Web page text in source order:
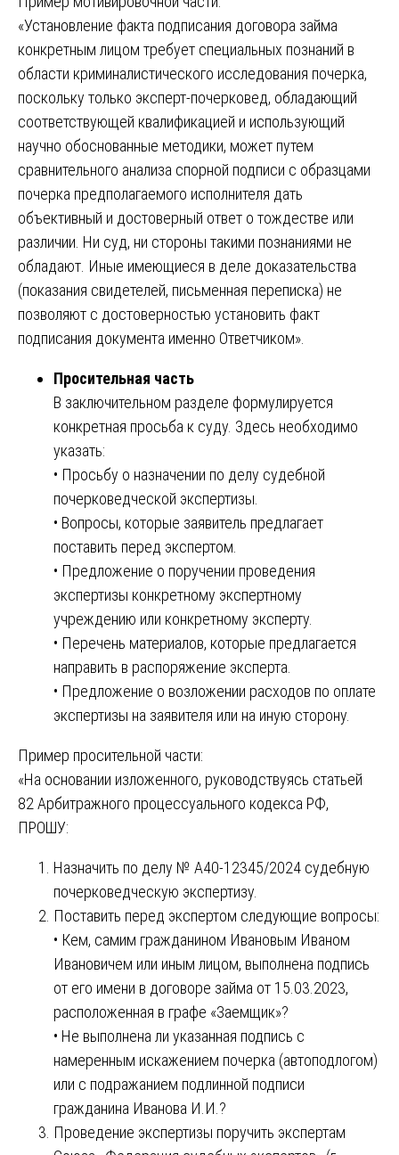
«Установление факта подписания договора займа
конкретным лицом требует специальных познаний в
области криминалистического исследования почерка,
поскольку только эксперт-почерковед, обладающий
соответствующей квалификацией и использующий
научно обоснованные методики, может путем
сравнительного анализа спорной подписи с образцами
почерка предполагаемого исполнителя дать
объективный и достоверный ответ о тождестве или
различии. Ни суд, ни стороны такими познаниями не
обладают. Иные имеющиеся в деле доказательства
(показания свидетелей, письменная переписка) не
позволяют с достоверностью установить факт
подписания документа именно Ответчиком».
Просительная часть
В заключительном разделе формулируется
конкретная просьба к суду. Здесь необходимо
указать:
• Просьбу о назначении по делу судебной
почерковедческой экспертизы.
• Вопросы, которые заявитель предлагает
поставить перед экспертом.
• Предложение о поручении проведения
экспертизы конкретному экспертному
учреждению или конкретному эксперту.
• Перечень материалов, которые предлагается
направить в распоряжение эксперта.
• Предложение о возложении расходов по оплате
экспертизы на заявителя или на иную сторону.
Пример просительной части:
«На основании изложенного, руководствуясь статьей
82 Арбитражного процессуального кодекса РФ,
ПРОШУ:
Назначить по делу № А40-12345/2024 судебную
почерковедческую экспертизу.
Поставить перед экспертом следующие вопросы:
• Кем, самим гражданином Ивановым Иваном
Ивановичем или иным лицом, выполнена подпись
от его имени в договоре займа от 15.03.2023,
расположенная в графе «Заемщик»?
• Не выполнена ли указанная подпись с
намеренным искажением почерка (автоподлогом)
или с подражанием подлинной подписи
гражданина Иванова И.И.?
Проведение экспертизы поручить экспертам